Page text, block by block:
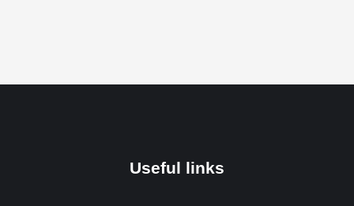
Useful links